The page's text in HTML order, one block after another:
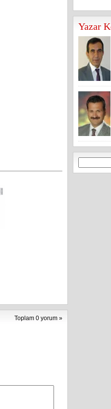
Toplam 0 yorum »
Yazar
Arama: